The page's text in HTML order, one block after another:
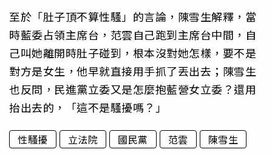
至於「肚子頂不算性騷」的言論，陳雪生解釋，當
時藍委占領主席台，范雲自己跑到主席台中間，自
己叫她離開時肚子碰到，根本沒對她怎樣，要不是
對方是女生，他早就直接用手抓了丟出去；陳雪生
也反問，民進黨立委又是怎麼抱藍營女立委？還用
抬出去的，「這不是騷擾嗎？」
性騷擾 立法院 國民黨 范雲 陳雪生